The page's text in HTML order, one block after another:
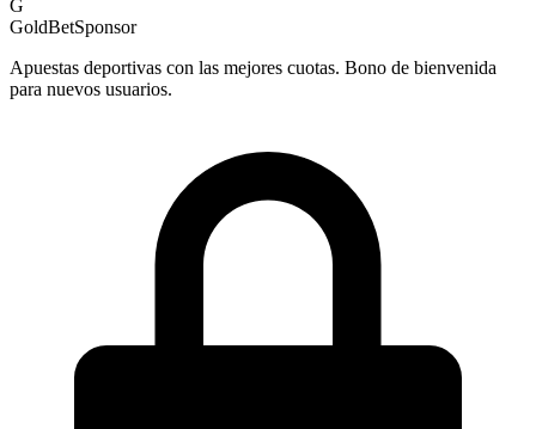
G
GoldBetSponsor
Apuestas deportivas con las mejores cuotas. Bono de bienvenida
para nuevos usuarios.